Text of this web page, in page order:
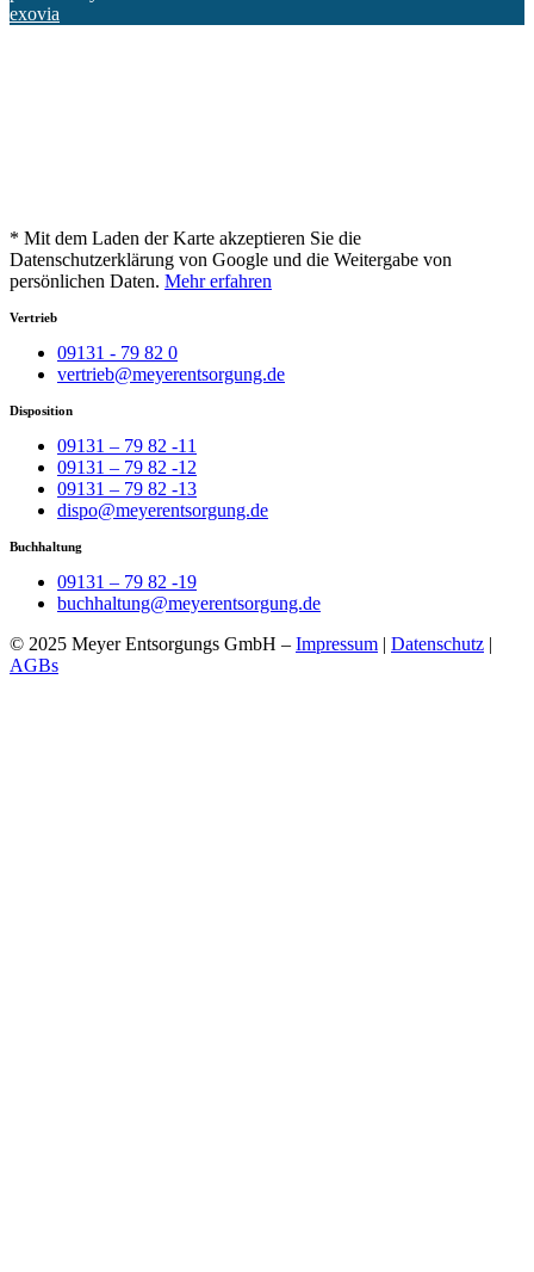
exovia
* Mit dem Laden der Karte akzeptieren Sie die
Datenschutzerklärung von Google und die Weitergabe von
persönlichen Daten. Mehr erfahren
Vertrieb
09131 - 79 82 0
vertrieb@meyerentsorgung.de
Disposition
09131 – 79 82 -11
09131 – 79 82 -12
09131 – 79 82 -13
dispo@meyerentsorgung.de
Buchhaltung
09131 – 79 82 -19
buchhaltung@meyerentsorgung.de
© 2025 Meyer Entsorgungs GmbH – Impressum | Datenschutz |
AGBs